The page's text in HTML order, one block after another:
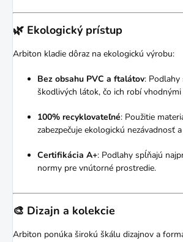
🌿 Ekologický prístup
Arbiton kladie dôraz na ekologickú výrobu:
Bez obsahu PVC a ftalátov: Podlahy
škodlivých látok, čo ich robí
100% recyklovateľné: Použitie
zabezpečuje ekologickú nezávadnosť
Certifikácia A+: Podlahy spĺňajú
normy pre vnútorné prostredie.
🎨 Dizajn a kolekcie
Arbiton ponúka širokú škálu dizajnov a